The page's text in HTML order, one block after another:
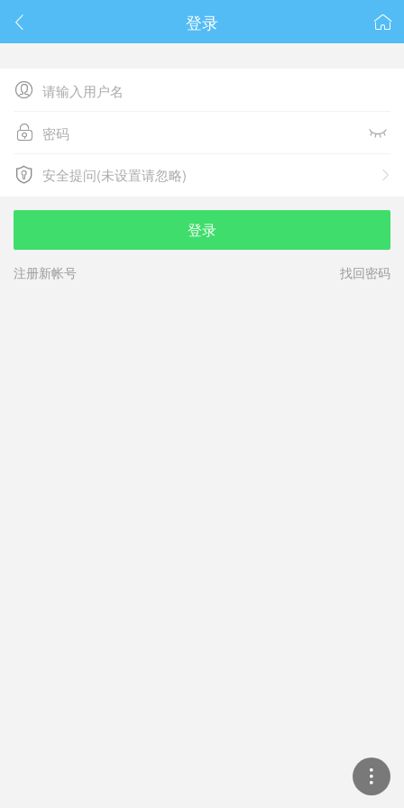
 
登录

 
 
安全提问(未设置请忽略)
安全提问(未设置请忽略)
登录
注册新帐号 找回密码